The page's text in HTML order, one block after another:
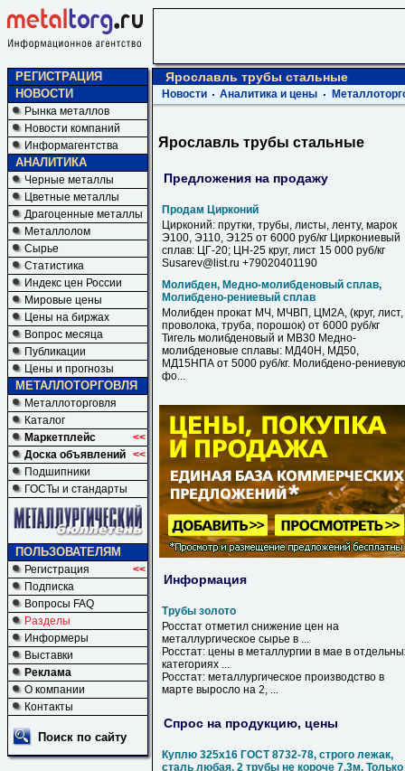
РЕГИСТРАЦИЯ
НОВОСТИ
Рынка металлов
Новости компаний
Информагентства
АНАЛИТИКА
Черные металлы
Цветные металлы
Драгоценные металлы
Металлолом
Сырье
Статистика
Индекс цен России
Мировые цены
Цены на биржах
Вопрос месяца
Публикации
Цены и прогнозы
МЕТАЛЛОТОРГОВЛЯ
Металлоторговля
Каталог
Маркетплейс
<<
Доска объявлений <<
Подшипники
ГОСТы и стандарты
ПОЛЬЗОВАТЕЛЯМ
Регистрация
<<
Подписка
Вопросы FAQ
Разделы
Информеры
Выставки
Реклама
О компании
Контакты
Поиск по сайту
Ярославль трубы стальные
Новости Аналитика и цены
Ярославль трубы стальные
Предложения на продажу
Продам Цирконий
Цирконий: прутки, трубы, листы, ленту, марок
Э100, Э110, Э125 от 6000 руб/кг Циркониевый
сплав: ЦГ-20; ЦН-25 круг, лист 15 000 руб/кг
Susarev@list.ru +79020401190
Молибден, Медно-молибденовый сплав,
Молибдено-рениевый сплав
Молибден прокат МЧ, МЧВП, ЦМ2А, (круг, лист,
проволока, труба, порошок) от 6000 руб/кг
Тигель молибденовый и МВ30 Медно-
молибденовые сплавы: МД40Н, МД50,
МД15НПА от 5000 руб/кг. Молибдено-рениевую
фо...
Информация
Трубы золото
Росстат отметил снижение цен на
металлургическое сырье в ...
Росстат: цены в металлургии в мае в
категориях ...
Росстат: металлургическое производство в
марте выросло на 2, ...
Спрос на продукцию, цены
Куплю 325х16 ГОСТ 8732-78, строго лежак,
сталь любая, 2 трубы не короче 7,3м. Только